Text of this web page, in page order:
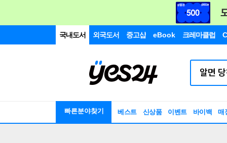
국내도서 외국도서 중고샵 eBook 크레마클럽
빠른분야찾기 베스트 신상품 이벤트 바이백 매